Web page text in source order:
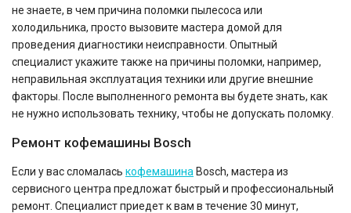
не знаете, в чем причина поломки пылесоса или
холодильника, просто вызовите мастера домой для
проведения диагностики неисправности. Опытный
специалист укажите также на причины поломки, например,
неправильная эксплуатация техники или другие внешние
факторы. После выполненного ремонта вы будете знать, как
не нужно использовать технику, чтобы не допускать поломку.
Ремонт кофемашины Bosch
Если у вас сломалась кофемашина Bosch, мастера из
сервисного центра предложат быстрый и профессиональный
ремонт. Специалист приедет к вам в течение 30 минут,